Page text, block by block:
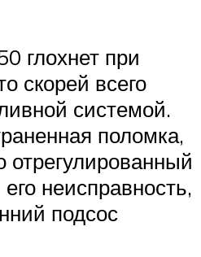
глохнет при
скорей всего
системой.
поломка,
отрегулированный
неисправность,
подсос